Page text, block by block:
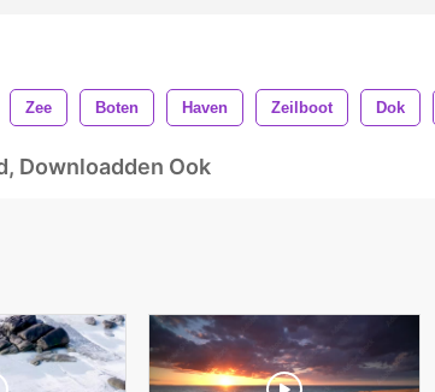
Zee Boten Haven Zeilboot Dok
Downloadden Ook